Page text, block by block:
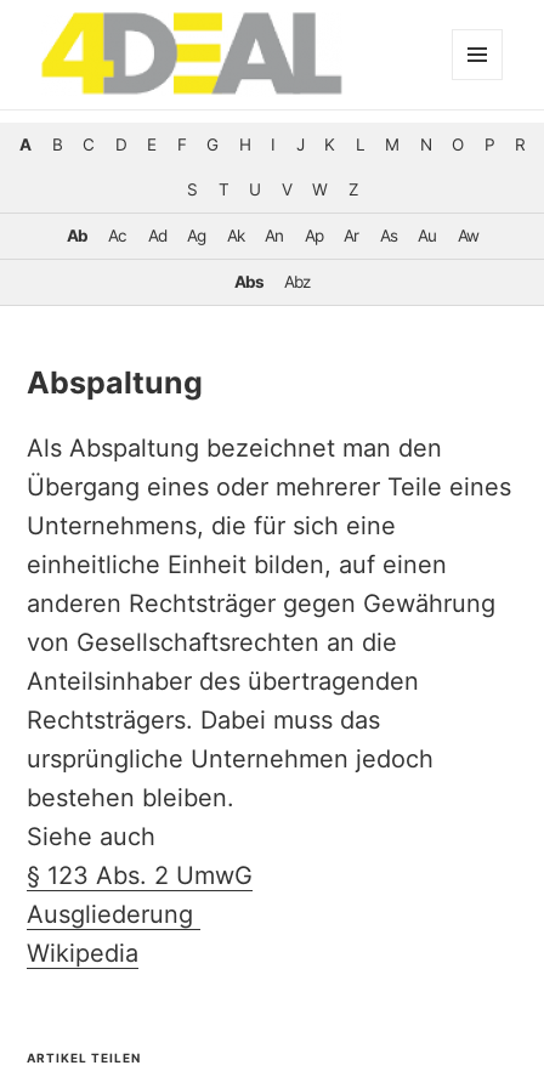
A B C D E F G H I J K L M N O P R
S T U V W Z
Ab Ac Ad Ag Ak An Ap Ar As Au Aw
Abs Abz
Abspaltung
Als Abspaltung bezeichnet man den
Übergang eines oder mehrerer Teile eines
Unternehmens, die für sich eine
einheitliche Einheit bilden, auf einen
anderen Rechtsträger gegen Gewährung
von Gesellschaftsrechten an die
Anteilsinhaber des übertragenden
Rechtsträgers. Dabei muss das
ursprüngliche Unternehmen jedoch
bestehen bleiben.
Siehe auch
§ 123 Abs. 2 UmwG
Ausgliederung
Wikipedia
ARTIKEL TEILEN